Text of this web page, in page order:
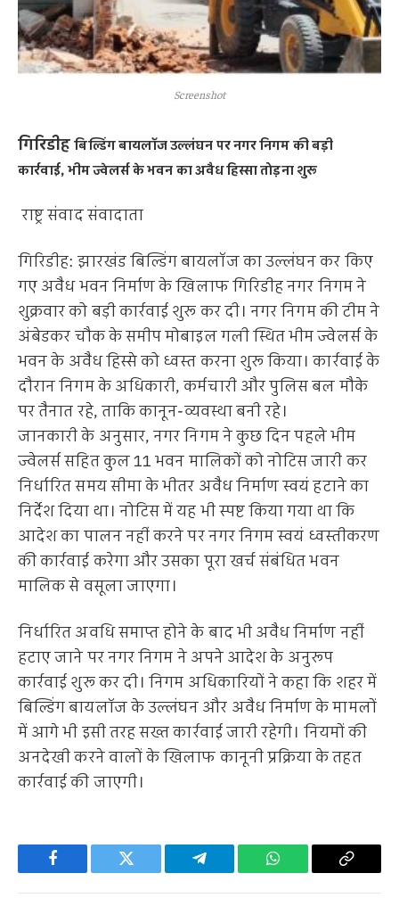
Screenshot
गिरिडीहबिल्डिंग बायलॉज उल्लंघन पर नगर निगम की बड़ी
कार्रवाई, भीम ज्वेलर्स के भवन का अवैध हिस्सा तोड़ना शुरू
राष्ट्र संवाद संवादाता
गिरिडीह: झारखंड बिल्डिंग बायलॉज का उल्लंघन कर किए
गए अवैध भवन निर्माण के खिलाफ गिरिडीह नगर निगम ने
शुक्रवार को बड़ी कार्रवाई शुरू कर दी। नगर निगम की टीम ने
अंबेडकर चौक के समीप मोबाइल गली स्थित भीम ज्वेलर्स के
भवन के अवैध हिस्से को ध्वस्त करना शुरू किया। कार्रवाई के
दौरान निगम के अधिकारी, कर्मचारी और पुलिस बल मौके
पर तैनात रहे, ताकि कानून-व्यवस्था बनी रहे।
जानकारी के अनुसार, नगर निगम ने कुछ दिन पहले भीम
ज्वेलर्स सहित कुल 11 भवन मालिकों को नोटिस जारी कर
निर्धारित समय सीमा के भीतर अवैध निर्माण स्वयं हटाने का
निर्देश दिया था। नोटिस में यह भी स्पष्ट किया गया था कि
आदेश का पालन नहीं करने पर नगर निगम स्वयं ध्वस्तीकरण
की कार्रवाई करेगा और उसका पूरा खर्च संबंधित भवन
मालिक से वसूला जाएगा।
निर्धारित अवधि समाप्त होने के बाद भी अवैध निर्माण नहीं
हटाए जाने पर नगर निगम ने अपने आदेश के अनुरूप
कार्रवाई शुरू कर दी। निगम अधिकारियों ने कहा कि शहर में
बिल्डिंग बायलॉज के उल्लंघन और अवैध निर्माण के मामलों
में आगे भी इसी तरह सख्त कार्रवाई जारी रहेगी। नियमों की
अनदेखी करने वालों के खिलाफ कानूनी प्रक्रिया के तहत
कार्रवाई की जाएगी।
Facebook Twitter Telegram WhatsApp Copy